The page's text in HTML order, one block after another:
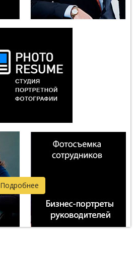
Подробнее